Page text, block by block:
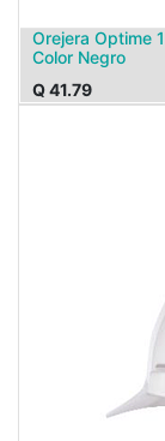
Orejera Optime
Color Negro
Q41.79